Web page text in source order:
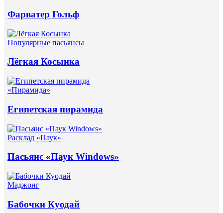
Фарватер Гольф
Популярные пасьянсы
Лёгкая Косынка
«Пирамида»
Египетская пирамида
Расклад «Паук»
Пасьянс «Паук Windows»
Маджонг
Бабочки Куодай